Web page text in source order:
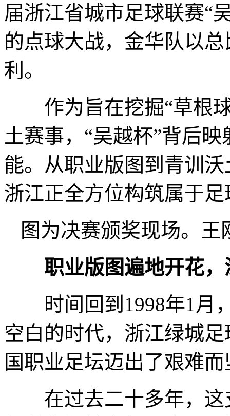
届浙江省城市足球联赛“
的点球大战，金华队以
利。
作为旨在挖掘“草根球
土赛事，“吴越杯”背后
能。从职业版图到青训
浙江正全方位构筑属于
图为决赛颁奖现场。王
职业版图遍地开花，
时间回到1998年1月
空白的时代，浙江绿城
国职业足坛迈出了艰难
在过去二十多年，这